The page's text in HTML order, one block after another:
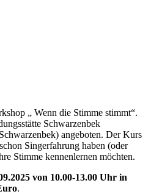
„ Wenn die Stimme stimmt“.
Schwarzenbek
angeboten. Der Kurs
Singerfahrung haben (oder
Stimme kennenlernen möchten.
von 10.00-13.00 Uhr in
.